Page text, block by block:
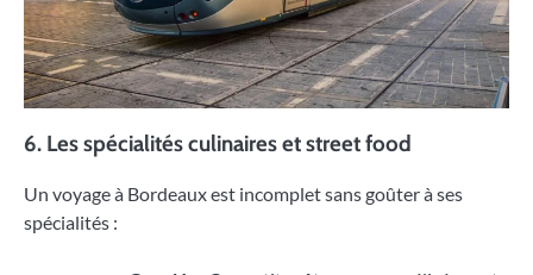
6. Les spécialités culinaires et street food
Un voyage à Bordeaux est incomplet sans goûter à ses
spécialités :